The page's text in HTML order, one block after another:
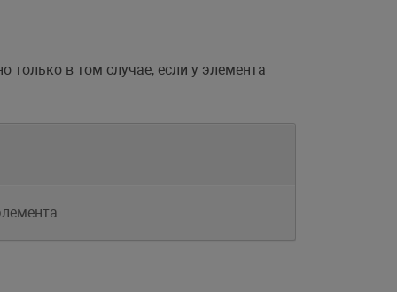
только в том случае, если у элемента